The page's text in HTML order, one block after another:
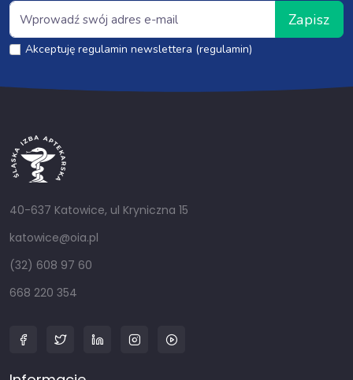
Zapisz
Akceptuję regulamin newslettera (regulamin)
40-637 Katowice, ul Kryniczna 15
katowice@oia.pl
(32) 608 97 60
668 220 354